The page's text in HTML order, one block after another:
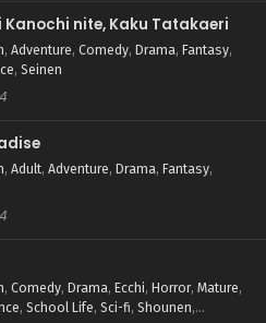
Kanochi nite, Kaku Tatakaeri
, Adventure, Comedy, Drama, Fantasy,
, Seinen
, Adult, Adventure, Drama, Fantasy,
, Comedy, Drama, Ecchi, Horror, Mature,
, School Life, Sci-fi, Shounen,